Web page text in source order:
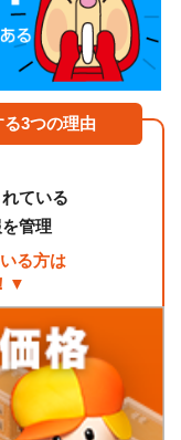
3つの理由
ている
管理
る方は
▼